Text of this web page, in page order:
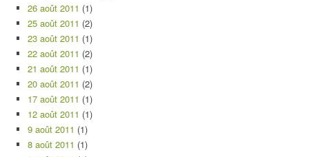
26 août 2011 (1)
25 août 2011 (2)
23 août 2011 (1)
22 août 2011 (2)
21 août 2011 (1)
20 août 2011 (2)
17 août 2011 (1)
12 août 2011 (1)
9 août 2011 (1)
8 août 2011 (1)